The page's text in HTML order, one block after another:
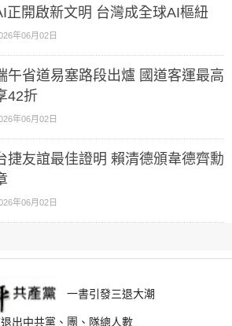
正開啟新文明 台灣成全球AI樞紐
年06月02日
午省道易塞路段出爐 國道客運最高
42折
年06月02日
捷友誼最佳證明 賴清德頒韋德齊勳
年06月02日
一書引發三退大潮
退出中共黨、團、隊總人數